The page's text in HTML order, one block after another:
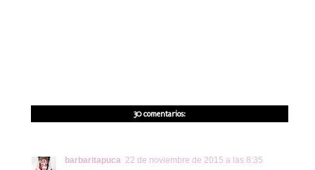
30 comentarios:
barbaritapuca 22 de noviembre de 2015 a las 8:35